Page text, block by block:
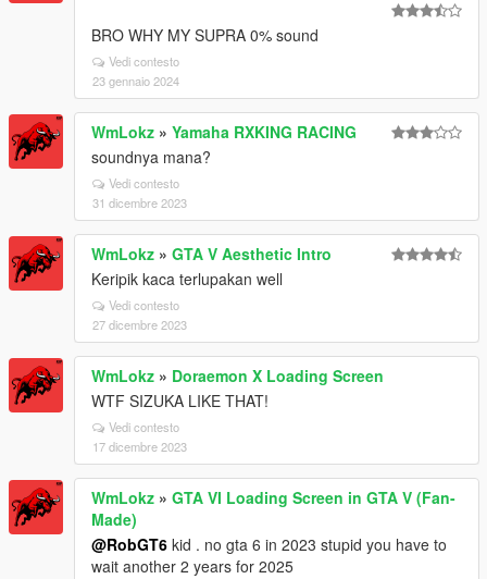
BRO WHY MY SUPRA 0% sound
Vedi contesto
23 gennaio 2024
WmLokz » Yamaha RXKING RACING
soundnya mana?
Vedi contesto
31 dicembre 2023
WmLokz » GTA V Aesthetic Intro
Keripik kaca terlupakan well
Vedi contesto
27 dicembre 2023
WmLokz » Doraemon X Loading Screen
WTF SIZUKA LIKE THAT!
Vedi contesto
17 dicembre 2023
WmLokz » GTA VI Loading Screen in GTA V (Fan-
Made)
@RobGT6 kid . no gta 6 in 2023 stupid you have to
wait another 2 years for 2025